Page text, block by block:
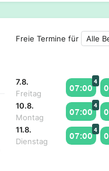
Freie Termine für
7.8.
Freitag
07:00
4
10.8.
Montag
07:00
4
11.8.
Dienstag
07:00
4